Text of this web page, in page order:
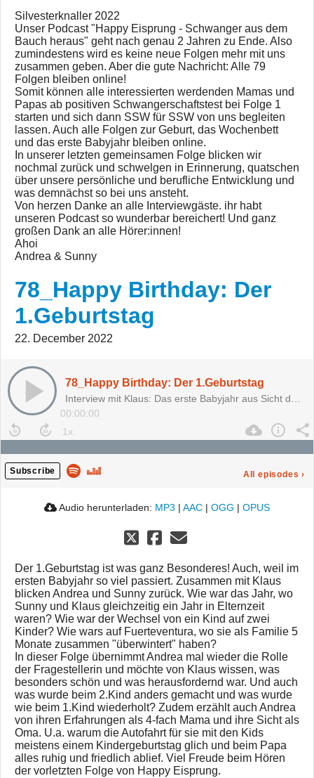
Silvesterknaller 2022
Unser Podcast "Happy Eisprung - Schwanger aus dem
Bauch heraus" geht nach genau 2 Jahren zu Ende. Also
zumindestens wird es keine neue Folgen mehr mit uns
zusammen geben. Aber die gute Nachricht: Alle 79
Folgen bleiben online!
Somit können alle interessierten werdenden Mamas und
Papas ab positiven Schwangerschaftstest bei Folge 1
starten und sich dann SSW für SSW von uns begleiten
lassen. Auch alle Folgen zur Geburt, das Wochenbett
und das erste Babyjahr bleiben online.
In unserer letzten gemeinsamen Folge blicken wir
nochmal zurück und schwelgen in Erinnerung, quatschen
über unsere persönliche und berufliche Entwicklung und
was demnächst so bei uns ansteht.
Von herzen Danke an alle Interviewgäste. ihr habt
unseren Podcast so wunderbar bereichert! Und ganz
großen Dank an alle Hörer:innen!
Ahoi
Andrea & Sunny
78_Happy Birthday: Der
1.Geburtstag
22. December 2022
78_Happy Birthday: Der 1.Geburtstag
00:00:00
Subscribe All episodes ›
Audio herunterladen: MP3 | AAC | OGG | OPUS
Der 1.Geburtstag ist was ganz Besonderes! Auch, weil im
ersten Babyjahr so viel passiert. Zusammen mit Klaus
blicken Andrea und Sunny zurück. Wie war das Jahr, wo
Sunny und Klaus gleichzeitig ein Jahr in Elternzeit
waren? Wie war der Wechsel von ein Kind auf zwei
Kinder? Wie wars auf Fuerteventura, wo sie als Familie 5
Monate zusammen "überwintert" haben?
In dieser Folge übernimmt Andrea mal wieder die Rolle
der Fragestellerin und möchte von Klaus wissen, was
besonders schön und was herausfordernd war. Und auch
was wurde beim 2.Kind anders gemacht und was wurde
wie beim 1.Kind wiederholt? Zudem erzählt auch Andrea
von ihren Erfahrungen als 4-fach Mama und ihre Sicht als
Oma. U.a. warum die Autofahrt für sie mit den Kids
meistens einem Kindergeburtstag glich und beim Papa
alles ruhig und friedlich ablief. Viel Freude beim Hören
der vorletzten Folge von Happy Eisprung.